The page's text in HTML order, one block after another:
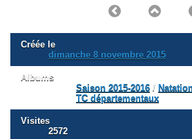
Créée le
dimanche 8 novembre 2015
Albums
Saison 2015-2016 /
TC départementaux
Visites
2572